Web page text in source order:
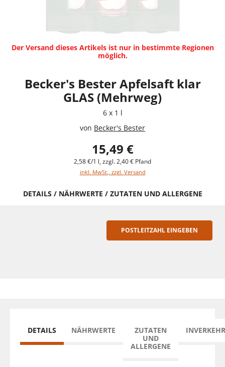
Der Versand dieses Artikels ist nur in bestimmte Regionen
möglich.
Becker's Bester Apfelsaft klar
GLAS (Mehrweg)
6 x 1 l
von Becker's Bester
15,49 €
2,58 €/1 l, zzgl. 2,40 € Pfand
inkl. MwSt., zzgl. Versand
DETAILS / NÄHRWERTE / ZUTATEN UND ALLERGENE
POSTLEITZAHL EINGEBEN
DETAILS NÄHRWERTE
ZUTATEN
UND
ALLERGENE